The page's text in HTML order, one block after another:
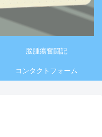
脳腫瘍奮闘記
コンタクトフォーム